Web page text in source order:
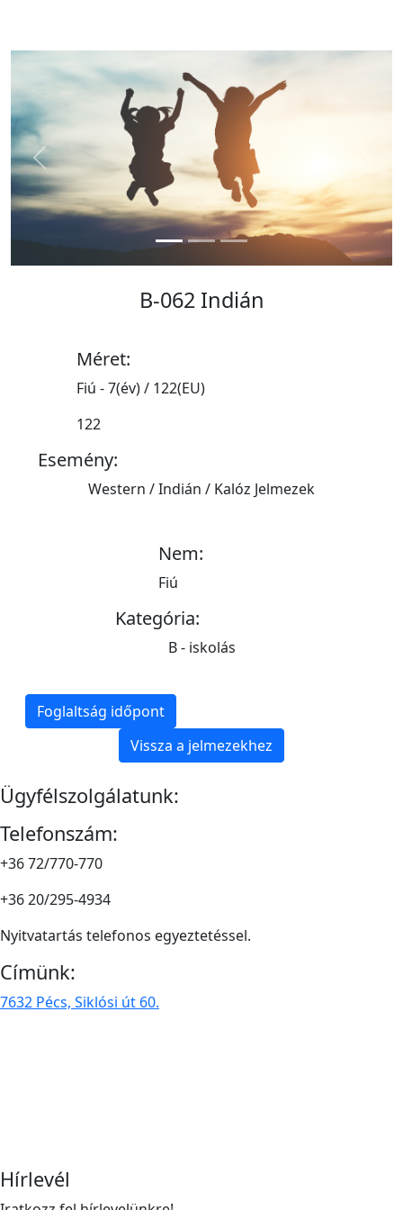
Previous
B-062 Indián
Méret:
Fiú - 7(év) / 122(EU)
122
Esemény:
Western / Indián / Kalóz Jelmezek
Nem:
Fiú
Kategória:
B - iskolás
Foglaltság időpont
Vissza a jelmezekhez
Ügyfélszolgálatunk:
Telefonszám:
+36 72/770-770
+36 20/295-4934
Nyitvatartás telefonos egyeztetéssel.
Címünk:
7632 Pécs, Siklósi út 60.
Hírlevél